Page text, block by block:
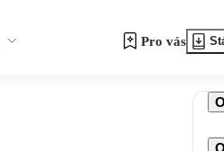
Pro vás